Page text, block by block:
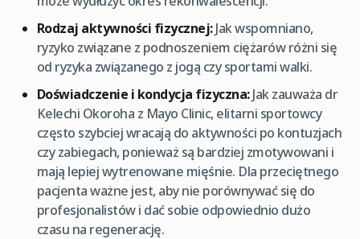
Rodzaj aktywności fizycznej:Jak wspomniano,
ryzyko związane z podnoszeniem ciężarów różni się
od ryzyka związanego z jogą czy sportami walki.
Doświadczenie i kondycja fizyczna:Jak zauważa dr
Kelechi Okoroha z Mayo Clinic, elitarni sportowcy
często szybciej wracają do aktywności po kontuzjach
czy zabiegach, ponieważ są bardziej zmotywowani i
mają lepiej wytrenowane mięśnie. Dla przeciętnego
pacjenta ważne jest, aby nie porównywać się do
profesjonalistów i dać sobie odpowiednio dużo
czasu na regenerację.